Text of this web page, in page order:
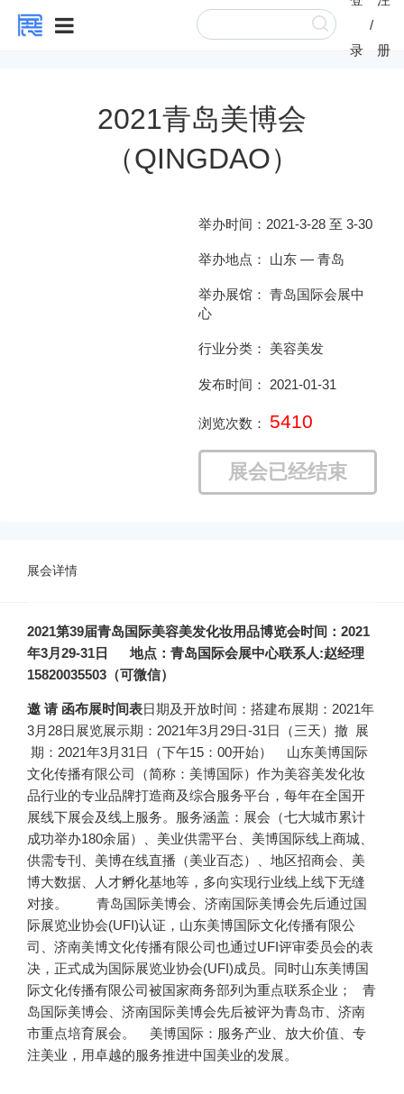
录
/
册
2021青岛美博会
（QINGDAO）
举办时间： 2021-3-28 至 3-30
举办地点： 山东 — 青岛
举办展馆： 青岛国际会展中
心
行业分类： 美容美发
发布时间： 2021-01-31
浏览次数： 5410
展会已经结束
展会详情
2021第39届青岛国际美容美发化妆用品博览会时间： 2021
年3月29-31日 地点：青岛国际会展中心联系人:赵经理
15820035503（可微信）
邀 请 函布展时间表日期及开放时间： 搭建布展期：2021年
3月28日 展览展示期：2021年3月29日-31日（三天） 撤 展
期：2021年3月31日（下午15：00开始）
山东美博国际
文化传播有限公司（简称：美博国际）作为美容美发化妆
品行业的专业品牌打造商及综合服务平台，每年在全国开
展线下展会及线上服务。服务涵盖：展会（七大城市累计
成功举办180余届）、美业供需平台、美博国际线上商城、
供需专刊、美博在线直播（美业百态）、地区招商会、美
博大数据、人才孵化基地等，多向实现行业线上线下无缝
对接。
青岛国际美博会、济南国际美博会先后通过国
际展览业协会(UFI)认证，山东美博国际文化传播有限公
司、济南美博文化传播有限公司也通过UFI评审委员会的表
决，正式成为国际展览业协会(UFI)成员。同时山东美博国
际文化传播有限公司被国家商务部列为重点联系企业；
青
岛国际美博会、济南国际美博会先后被评为青岛市、济南
市重点培育展会。 美博国际：服务产业、放大价值、专
注美业，用卓越的服务推进中国美业的发展。